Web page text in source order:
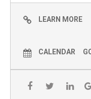
LEARN MORE
CALENDAR